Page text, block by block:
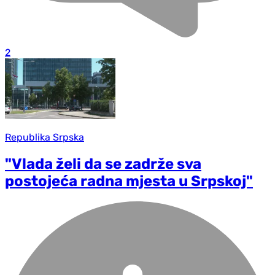
2
Republika Srpska
"Vlada želi da se zadrže sva
postojeća radna mjesta u Srpskoj"